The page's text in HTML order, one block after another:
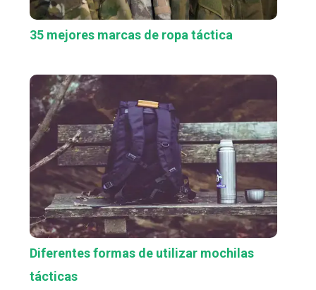
35 mejores marcas de ropa táctica
Diferentes formas de utilizar mochilas
tácticas